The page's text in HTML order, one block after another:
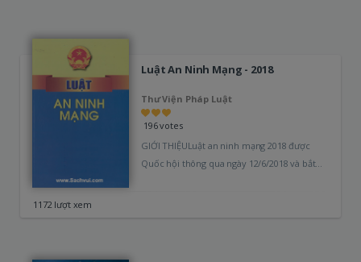
Luật An Ninh Mạng - 2018
Thư Viện Pháp Luật
196 votes
GIỚI THIỆULuật an ninh mạng 2018 được
Quốc hội thông qua ngày 12/6/2018 và bắt
1172 lượt xem